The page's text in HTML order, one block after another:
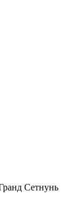
Сетнунь